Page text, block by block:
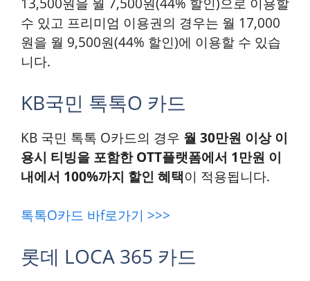
수 있고 프리미엄 이용권의 경우는 월 17,000
원을 월 9,500원(44% 할인)에 이용할 수 있습
니다.
KB국민 톡톡O 카드
KB 국민 톡톡 O카드의 경우 월 30만원 이상 이
용시 티빙을 포함한 OTT플랫폼에서 1만원 이
내에서 100%까지 할인 혜택이 적용됩니다.
톡톡O카드 바f로가기 >>>
롯데 LOCA 365 카드